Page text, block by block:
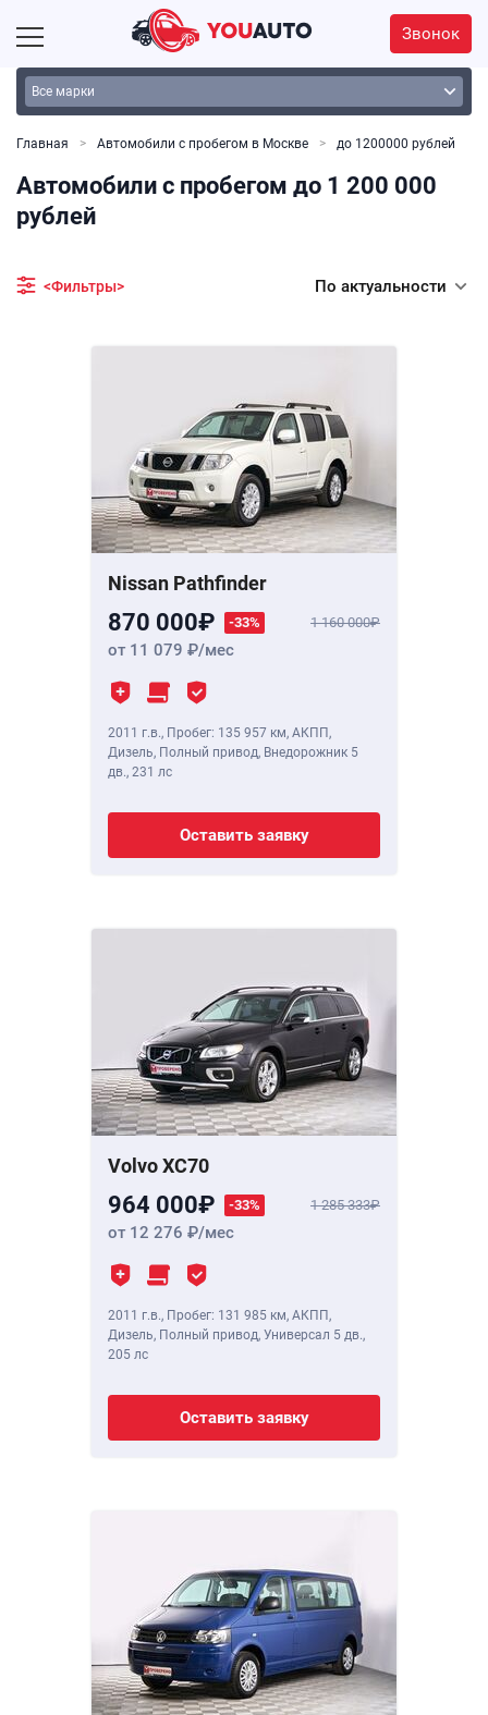
Звонок
Главная Автомобили с пробегом в Москве до 1200000 рублей
Автомобили с пробегом до 1 200 000
рублей
<Фильтры> По актуальности
Nissan Pathfinder
870 000 -33% 1 160 000
от 11 079 /мес
2011 г.в., Пробег: 135 957 км, АКПП,
Дизель, Полный привод, Внедорожник 5
дв., 231 лс
Оставить заявку
Volvo XC70
964 000 -33% 1 285 333
от 12 276 /мес
2011 г.в., Пробег: 131 985 км, АКПП,
Дизель, Полный привод, Универсал 5 дв.,
205 лс
Оставить заявку